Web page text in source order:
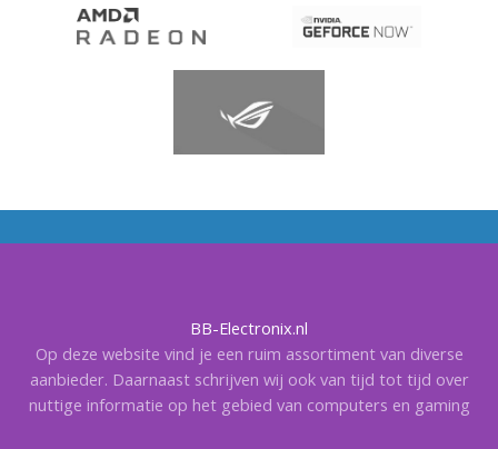
BB-Electronix.nl
Op deze website vind je een ruim assortiment van diverse
aanbieder. Daarnaast schrijven wij ook van tijd tot tijd over
nuttige informatie op het gebied van computers en gaming